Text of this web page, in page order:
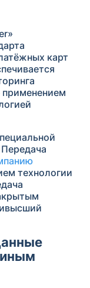
карт
технологии